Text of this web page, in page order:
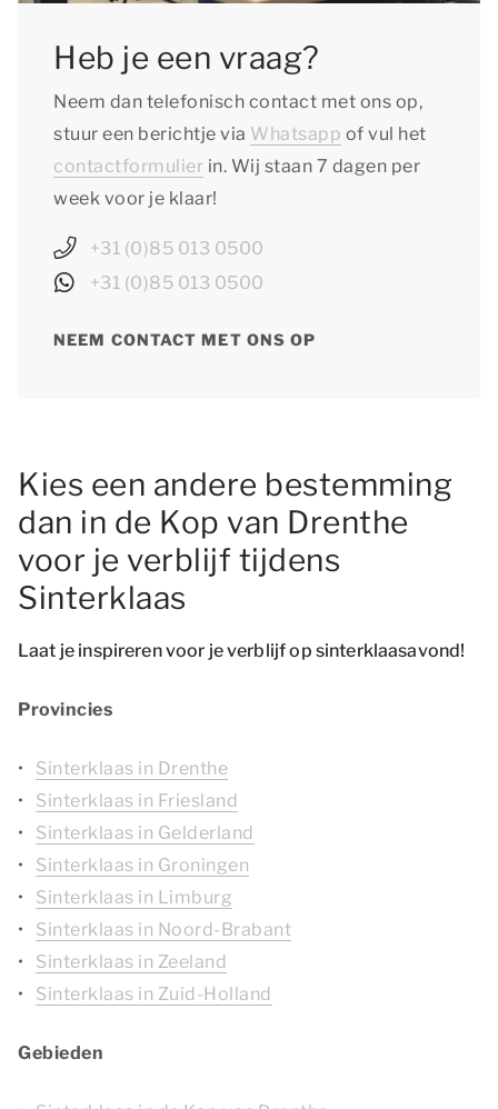
Heb je een vraag?
Neem dan telefonisch contact met ons op,
stuur een berichtje via Whatsapp of vul het
contactformulier in. Wij staan 7 dagen per
week voor je klaar!
+31 (0)85 013 0500
+31 (0)85 013 0500
NEEM CONTACT MET ONS OP
Kies een andere bestemming
dan in de Kop van Drenthe
voor je verblijf tijdens
Sinterklaas
Laat je inspireren voor je verblijf op sinterklaasavond!
Provincies
Sinterklaas in Drenthe
Sinterklaas in Friesland
Sinterklaas in Gelderland
Sinterklaas in Groningen
Sinterklaas in Limburg
Sinterklaas in Noord-Brabant
Sinterklaas in Zeeland
Sinterklaas in Zuid-Holland
Gebieden